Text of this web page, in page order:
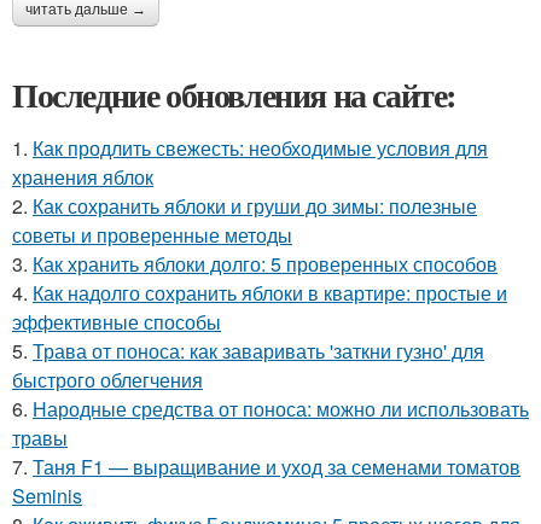
читать дальше →
Последние обновления на сайте:
1. Как продлить свежесть: необходимые условия для
хранения яблок
2. Как сохранить яблоки и груши до зимы: полезные
советы и проверенные методы
3. Как хранить яблоки долго: 5 проверенных способов
4. Как надолго сохранить яблоки в квартире: простые и
эффективные способы
5. Трава от поноса: как заваривать 'заткни гузно' для
быстрого облегчения
6. Народные средства от поноса: можно ли использовать
травы
7. Таня F1 — выращивание и уход за семенами томатов
Seminis